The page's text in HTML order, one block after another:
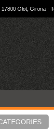
Olot, Girona -